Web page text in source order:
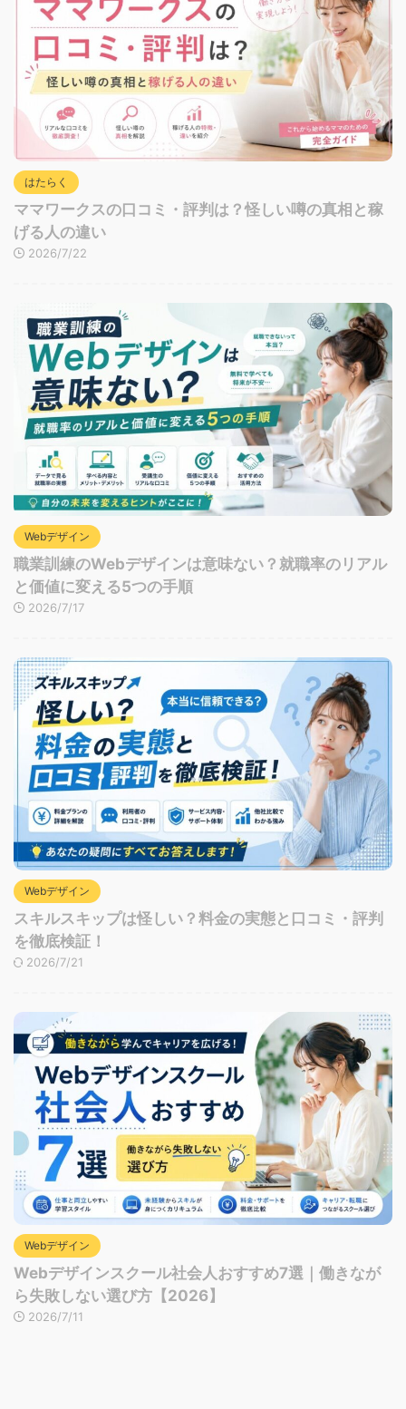
はたらく
ママワークスの口コミ・評判は？怪しい噂の真相と稼
げる人の違い
2026/7/22
Webデザイン
職業訓練のWebデザインは意味ない？就職率のリアル
と価値に変える5つの手順
2026/7/17
Webデザイン
スキルスキップは怪しい？料金の実態と口コミ・評判
を徹底検証！
2026/7/21
Webデザイン
Webデザインスクール社会人おすすめ7選｜働きなが
ら失敗しない選び方【2026】
2026/7/11